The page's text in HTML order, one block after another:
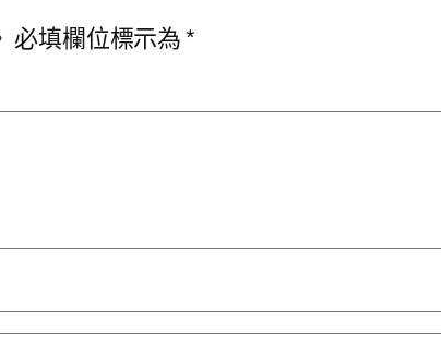
必填欄位標示為*